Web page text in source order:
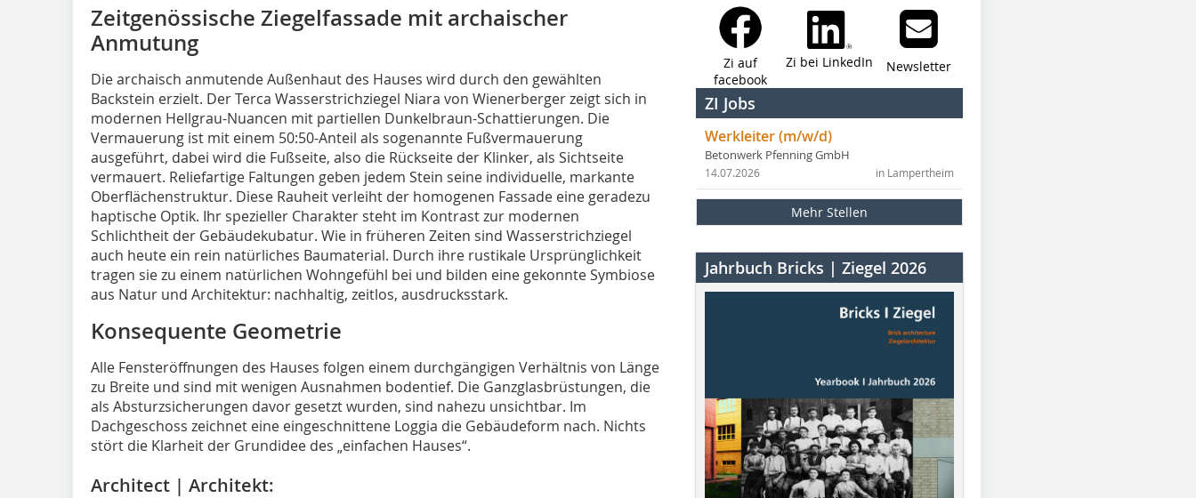
Zeitgenössische Ziegelfassade mit archaischer
Anmutung
Die archaisch anmutende Außenhaut des Hauses wird durch den gewählten
Backstein erzielt. Der Terca Wasserstrichziegel Niara von Wienerberger zeigt sich in
modernen Hellgrau-Nuancen mit partiellen Dunkelbraun-Schattierungen. Die
Vermauerung ist mit einem 50:50-Anteil als sogenannte Fußvermauerung
ausgeführt, dabei wird die Fußseite, also die Rückseite der Klinker, als Sichtseite
vermauert. Reliefartige Faltungen geben jedem Stein seine individuelle, markante
Oberflächenstruktur. Diese Rauheit verleiht der homogenen Fassade eine geradezu
haptische Optik. Ihr spezieller Charakter steht im Kontrast zur modernen
Schlichtheit der Gebäudekubatur. Wie in früheren Zeiten sind Wasserstrichziegel
auch heute ein rein natürliches Baumaterial. Durch ihre rustikale Ursprünglichkeit
tragen sie zu einem natürlichen Wohngefühl bei und bilden eine gekonnte Symbiose
aus Natur und Architektur: nachhaltig, zeitlos, ausdrucksstark.
Konsequente Geometrie
Alle Fensteröffnungen des Hauses folgen einem durchgängigen Verhältnis von Länge
zu Breite und sind mit wenigen Ausnahmen bodentief. Die Ganzglasbrüstungen, die
als Absturzsicherungen davor gesetzt wurden, sind nahezu unsichtbar. Im
Dachgeschoss zeichnet eine eingeschnittene Loggia die Gebäudeform nach. Nichts
stört die Klarheit der Grundidee des „einfachen Hauses“.
Architect | Architekt:
Zi auf
facebook
Zi bei LinkedIn Newsletter
ZI Jobs
Werkleiter (m/w/d)
Betonwerk Pfenning GmbH
in Lampertheim
14.07.2026
Mehr Stellen
Jahrbuch Bricks | Ziegel 2026